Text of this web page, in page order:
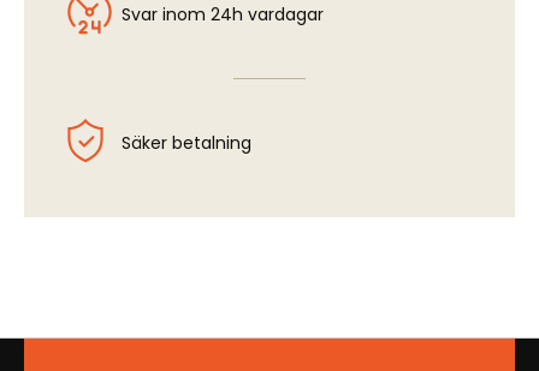
Svar inom 24h vardagar
Säker betalning